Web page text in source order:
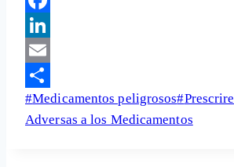
Facebook
LinkedIn
Email
Share
Etiquetas
de
#Medicamentos peligrosos#Prescrire
Adversas a los Medicamentos